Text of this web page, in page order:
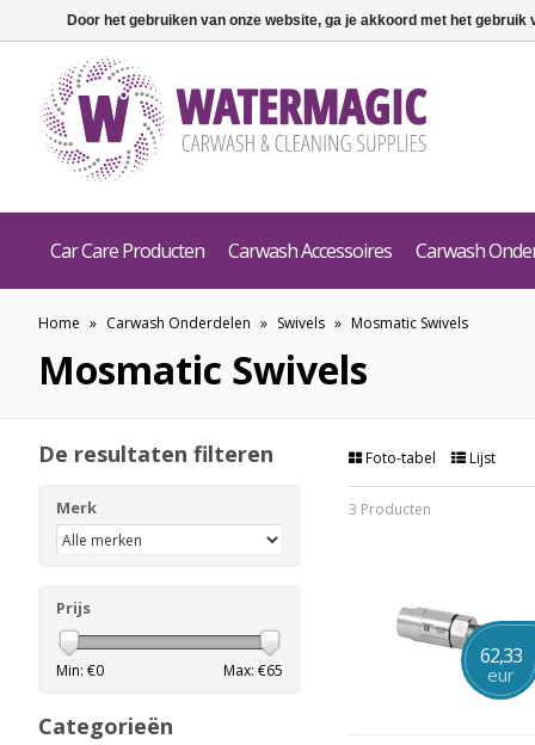
Car Care Producten Carwash Accessoires Carwash
Home » Carwash Onderdelen » Swivels » Mosmatic Swivels
Mosmatic Swivels
Foto-tabel Lijst
3 Producten
62,33
eur
De resultaten filteren
Merk
Prijs
Min: €0 Max: €65
Categorieën
Door het gebruiken van onze website, ga je akkoord met het